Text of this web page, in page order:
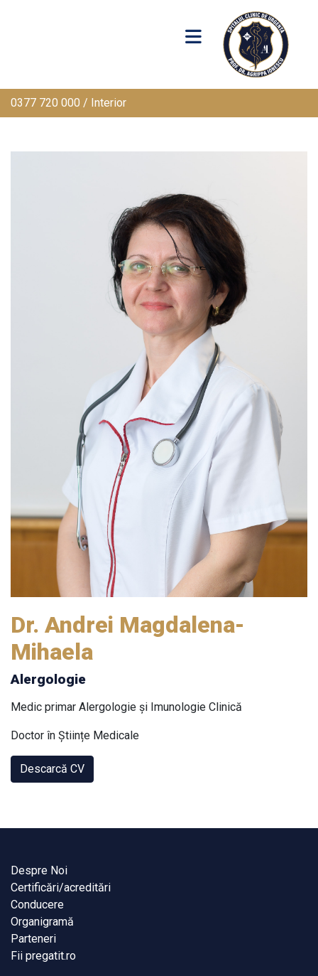
0377 720 000 / Interior
Dr. Andrei Magdalena-
Mihaela
Alergologie
Medic primar Alergologie și Imunologie Clinică
Doctor în Științe Medicale
Descarcă CV
Despre Noi
Certificări/acreditări
Conducere
Organigramă
Parteneri
Fii pregatit.ro